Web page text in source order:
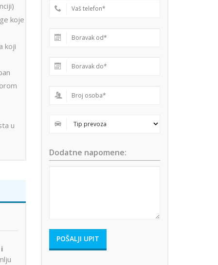
koje
koji
u
Dodatne napomene: